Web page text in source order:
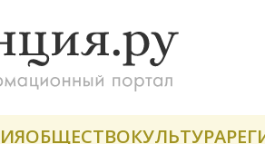
ОБЩЕСТВОКУЛЬТУРА